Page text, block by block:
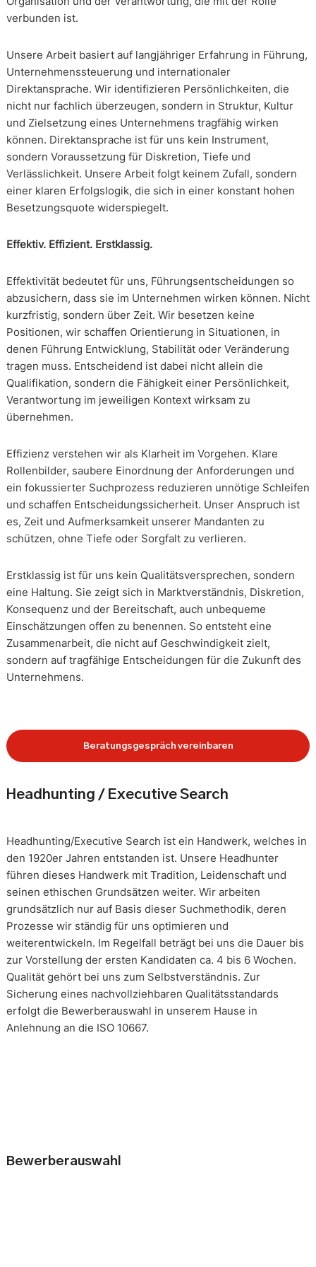
verbunden ist.
Unsere Arbeit basiert auf langjähriger Erfahrung in Führung,
Unternehmenssteuerung und internationaler
Direktansprache. Wir identifizieren Persönlichkeiten, die
nicht nur fachlich überzeugen, sondern in Struktur, Kultur
und Zielsetzung eines Unternehmens tragfähig wirken
können. Direktansprache ist für uns kein Instrument,
sondern Voraussetzung für Diskretion, Tiefe und
Verlässlichkeit. Unsere Arbeit folgt keinem Zufall, sondern
einer klaren Erfolgslogik, die sich in einer konstant hohen
Besetzungsquote widerspiegelt.
Effektiv. Effizient. Erstklassig.
Effektivität bedeutet für uns, Führungsentscheidungen so
abzusichern, dass sie im Unternehmen wirken können. Nicht
kurzfristig, sondern über Zeit. Wir besetzen keine
Positionen, wir schaffen Orientierung in Situationen, in
denen Führung Entwicklung, Stabilität oder Veränderung
tragen muss. Entscheidend ist dabei nicht allein die
Qualifikation, sondern die Fähigkeit einer Persönlichkeit,
Verantwortung im jeweiligen Kontext wirksam zu
übernehmen.
Effizienz verstehen wir als Klarheit im Vorgehen. Klare
Rollenbilder, saubere Einordnung der Anforderungen und
ein fokussierter Suchprozess reduzieren unnötige Schleifen
und schaffen Entscheidungssicherheit. Unser Anspruch ist
es, Zeit und Aufmerksamkeit unserer Mandanten zu
schützen, ohne Tiefe oder Sorgfalt zu verlieren.
Erstklassig ist für uns kein Qualitätsversprechen, sondern
eine Haltung. Sie zeigt sich in Marktverständnis, Diskretion,
Konsequenz und der Bereitschaft, auch unbequeme
Einschätzungen offen zu benennen. So entsteht eine
Zusammenarbeit, die nicht auf Geschwindigkeit zielt,
sondern auf tragfähige Entscheidungen für die Zukunft des
Unternehmens.
Beratungsgespräch vereinbaren
Headhunting / Executive Search
Headhunting/Executive Search ist ein Handwerk, welches in
den 1920er Jahren entstanden ist. Unsere Headhunter
führen dieses Handwerk mit Tradition, Leidenschaft und
seinen ethischen Grundsätzen weiter. Wir arbeiten
grundsätzlich nur auf Basis dieser Suchmethodik, deren
Prozesse wir ständig für uns optimieren und
weiterentwickeln. Im Regelfall beträgt bei uns die Dauer bis
zur Vorstellung der ersten Kandidaten ca. 4 bis 6 Wochen.
Qualität gehört bei uns zum Selbstverständnis. Zur
Sicherung eines nachvollziehbaren Qualitätsstandards
erfolgt die Bewerberauswahl in unserem Hause in
Anlehnung an die ISO 10667.
Bewerberauswahl